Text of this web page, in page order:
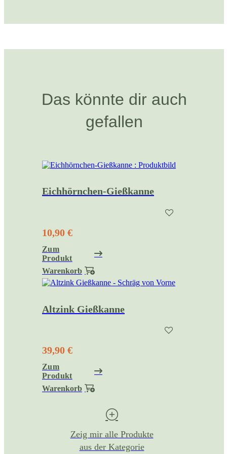
Das könnte dir auch
gefallen
Eichhörnchen-Gießkanne
10,90 €
Zum
Produkt
Warenkorb
Altzink Gießkanne
39,90 €
Zum
Produkt
Warenkorb
Zeig mir alle Produkte
aus der Kategorie